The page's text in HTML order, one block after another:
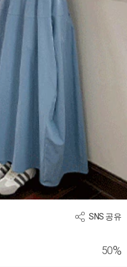
SNS 공유
50%